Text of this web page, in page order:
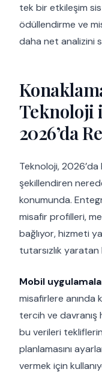
tek bir etkileşim
ödüllendirme ve
daha net analizini
Teknoloji
2026’da
Teknoloji,
şekillendiren
konumunda.
misafir profilleri,
bağlıyor, hizmeti
tutarsızlık yaratan
Mobil
misafirlere anında
tercih ve davranış
bu verileri
planlamasını
vermek için